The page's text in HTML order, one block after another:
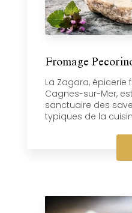
Fromage
La Zagara, épicerie
Cagnes-sur-Mer,
sanctuaire des
typiques de la